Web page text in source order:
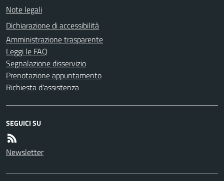
Note legali
Dichiarazione di accessibilità
Amministrazione trasparente
Leggi le FAQ
Segnalazione disservizio
Prenotazione appuntamento
Richiesta d'assistenza
SEGUICI SU
Newsletter